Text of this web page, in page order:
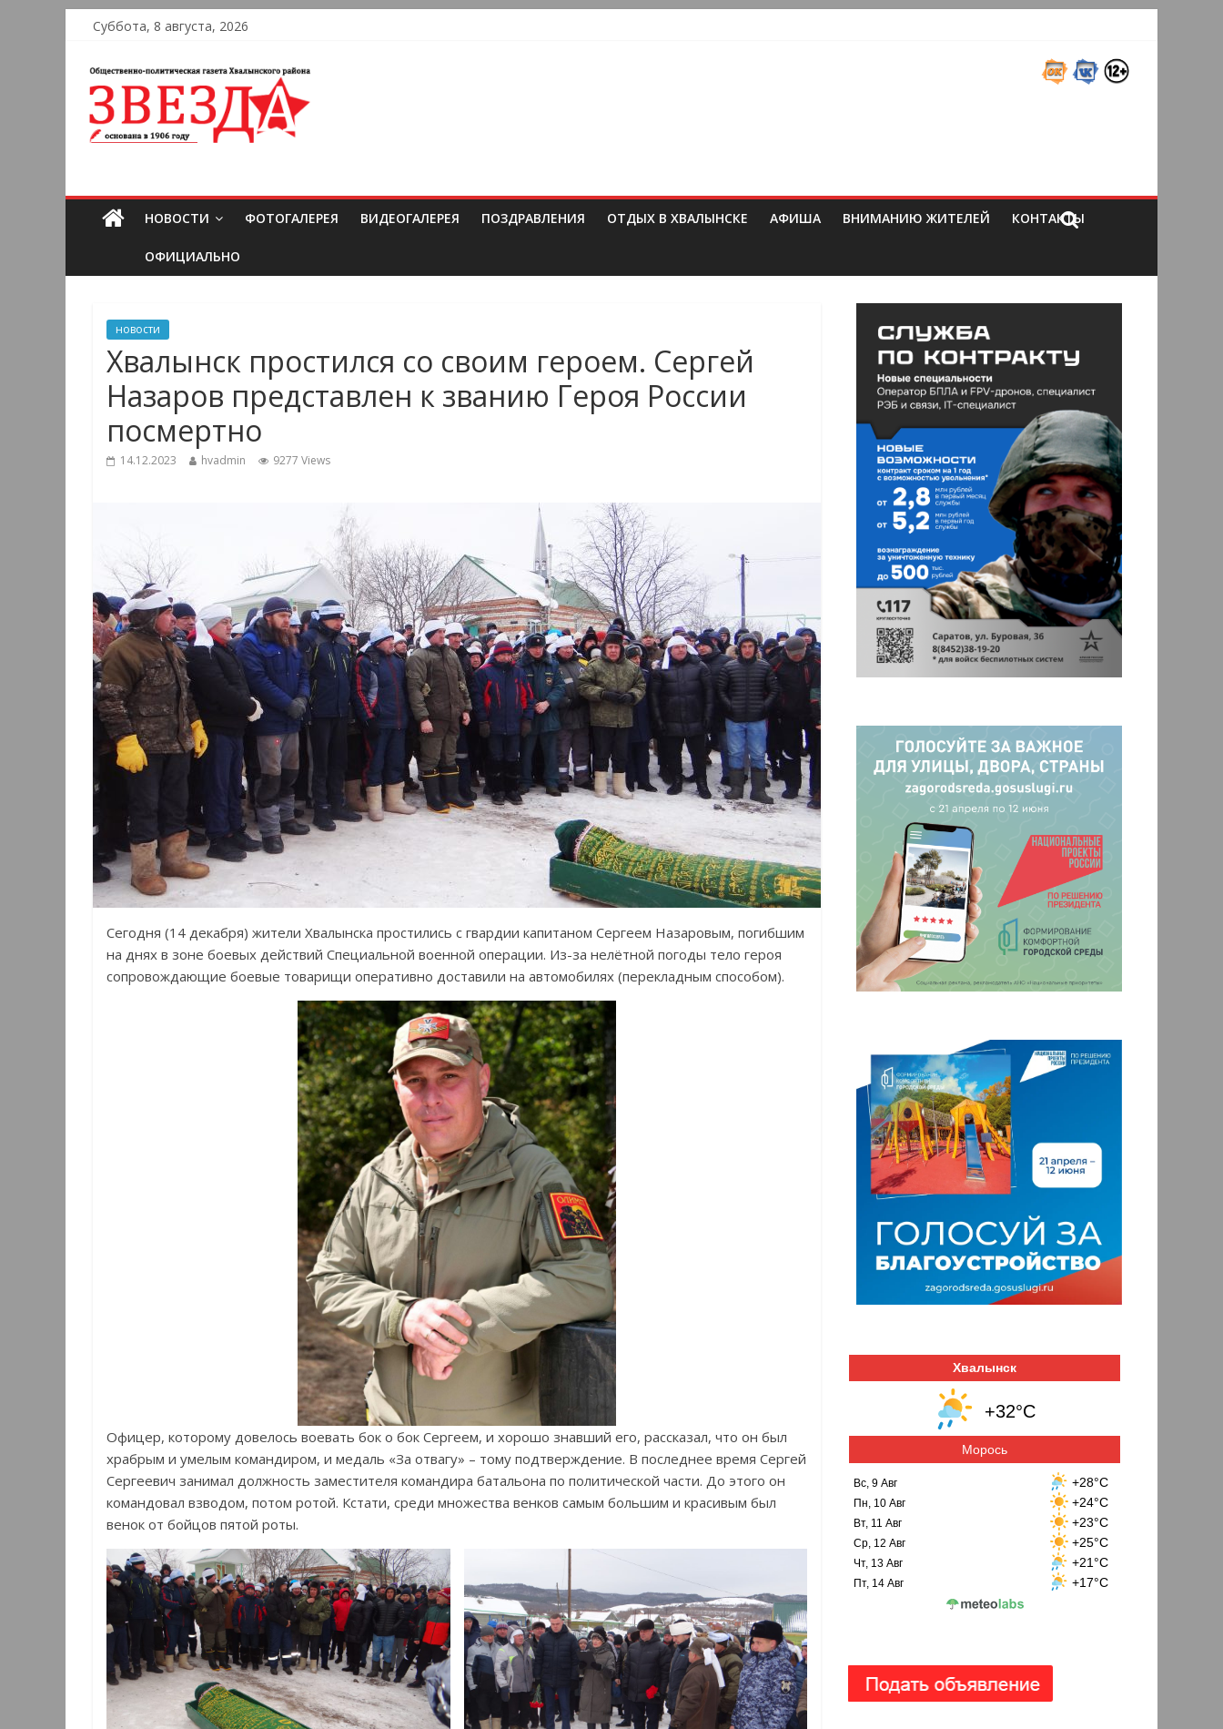
Суббота, 8 августа, 2026
НОВОСТИ ФОТОГАЛЕРЕЯ ВИДЕОГАЛЕРЕЯ ПОЗДРАВЛЕНИЯ ОТДЫХ В ХВАЛЫНСКЕ АФИША ВНИМАНИЮ ЖИТЕЛЕЙ КОНТАКТЫ
ОФИЦИАЛЬНО
новости
Хвалынск простился со своим героем. Сергей
Назаров представлен к званию Героя России
посмертно
14.12.2023 hvadmin 9277 Views
Сегодня (14 декабря) жители Хвалынска простились с гвардии капитаном Сергеем Назаровым, погибшим
на днях в зоне боевых действий Специальной военной операции. Из-за нелётной погоды тело героя
сопровождающие боевые товарищи оперативно доставили на автомобилях (перекладным способом).
Офицер, которому довелось воевать бок о бок Сергеем, и хорошо знавший его, рассказал, что он был
храбрым и умелым командиром, и медаль «За отвагу» – тому подтверждение. В последнее время Сергей
Сергеевич занимал должность заместителя командира батальона по политической части. До этого он
командовал взводом, потом ротой. Кстати, среди множества венков самым большим и красивым был
венок от бойцов пятой роты.
Хвалынск
+32°C
Морось
Вс, 9 Авг +28°C
Пн, 10 Авг +24°C
Вт, 11 Авг +23°C
Ср, 12 Авг +25°C
Чт, 13 Авг +21°C
Пт, 14 Авг +17°C